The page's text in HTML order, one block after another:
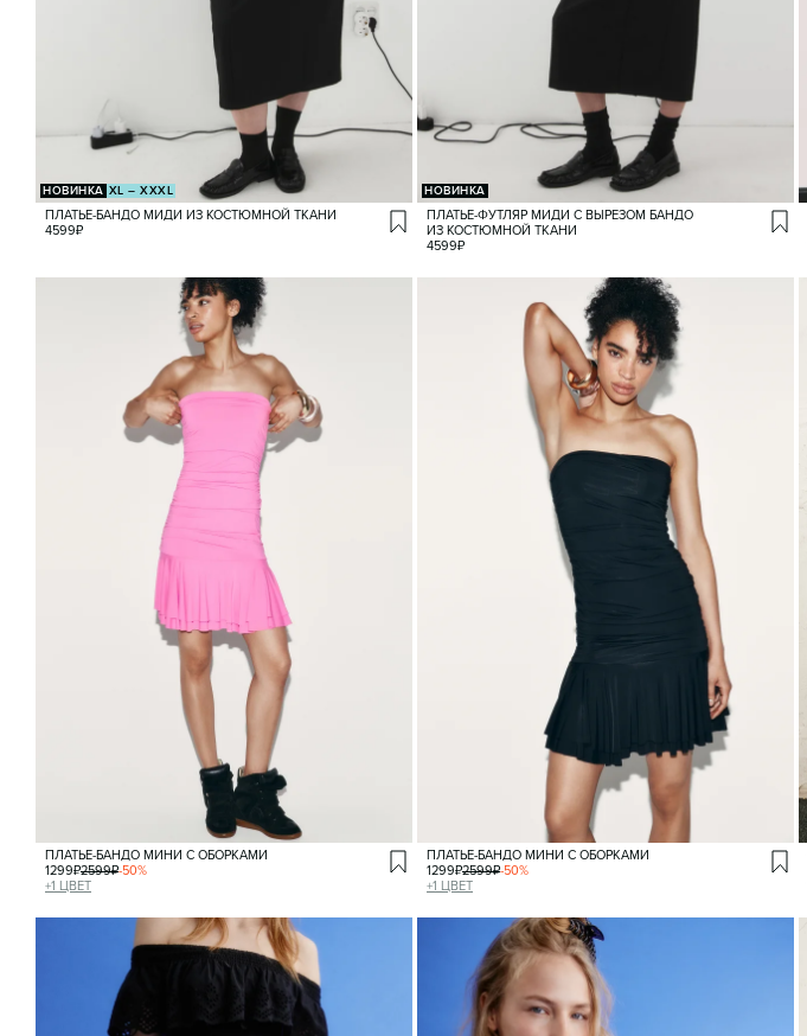
НОВИНКА XL – XXXL
ПЛАТЬЕ-БАНДО МИДИ ИЗ КОСТЮМНОЙ ТКАНИ
4599₽
НОВИНКА
ПЛАТЬЕ-ФУТЛЯР МИДИ С ВЫРЕЗОМ БАНДО
ИЗ КОСТЮМНОЙ ТКАНИ
4599₽
ПЛАТЬЕ-БАНДО МИНИ С ОБОРКАМИ
1299₽2599₽-50%
+1 ЦВЕТ
ПЛАТЬЕ-БАНДО МИНИ С ОБОРКАМИ
1299₽2599₽-50%
+1 ЦВЕТ